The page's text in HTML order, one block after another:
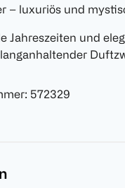
– luxuriös und
Jahreszeiten und
: 572329